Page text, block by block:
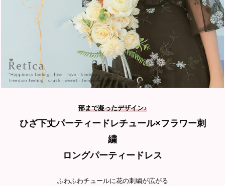
部まで凝ったデザイン♪
ひざ下丈パーティードレチュール×フラワー刺
繍
ロングパーティードレス
ふわふわチュールに花の刺繍が広がる